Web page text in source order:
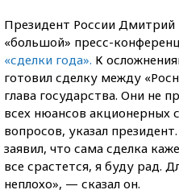
Президент России
«большой» пресс-
«сделки года». К
готовил сделку между
глава государства. Они не
всех нюансов акционерных
вопросов, указал
заявил, что сама сделка
все срастется, я буду рад.
неплохо», — сказал он.